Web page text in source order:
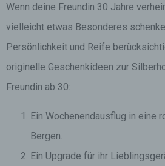
Wenn deine Freundin 30 Jahre
vielleicht etwas Besonderes
Persönlichkeit und Reife
originelle Geschenkideen zur
Freundin ab 30:
Ein Wochenendausflug in eine
Bergen.
Ein Upgrade für ihr